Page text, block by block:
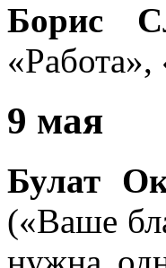
Борис
9 мая
Булат
(«Ваше